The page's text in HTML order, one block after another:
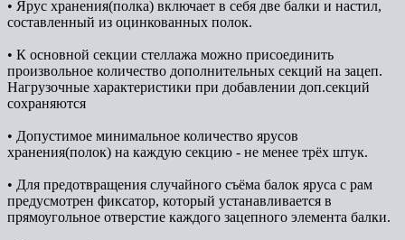
• Ярус хранения(полка) включает в себя две балки и настил,
составленный из оцинкованных полок.
• К основной секции стеллажа можно присоединить
произвольное количество дополнительных секций на зацеп.
Нагрузочные характеристики при добавлении доп.секций
сохраняются
• Допустимое минимальное количество ярусов
хранения(полок) на каждую секцию - не менее трёх штук.
• Для предотвращения случайного съёма балок яруса с рам
предусмотрен фиксатор, который устанавливается в
прямоугольное отверстие каждого зацепного элемента балки.